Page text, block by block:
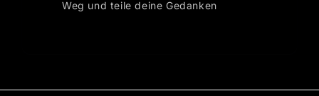
Weg und teile deine Gedanken